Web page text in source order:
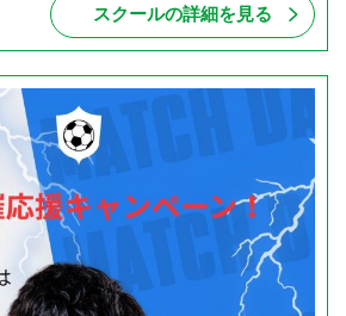
スクールの詳細を見る